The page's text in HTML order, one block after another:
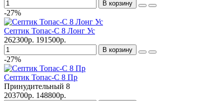
В корзину
-27%
Септик Топас-С 8 Лонг Ус
262300р. 191500р.
В корзину
-27%
Септик Топас-С 8 Пр
Принудительный 8
203700р. 148800р.